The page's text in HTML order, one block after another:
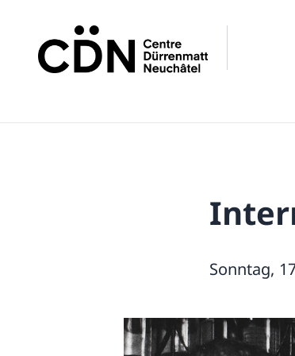
Sonntag,